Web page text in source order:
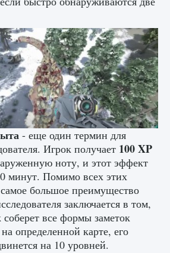
джунглей Нари в
1 218 0 0
заклинание Крист в
- еще один термин для
Игрок получает 100 XP
ноту, и этот эффект
минут. Помимо всех этих
большое преимущество
заключается в том,
соберет все формы заметок
определенной карте, его
на 10 уровней.